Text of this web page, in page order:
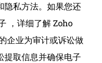
隐私方法。如果您还
，详细了解 Zoho
企业为审计或诉讼做
提取信息并确保电子